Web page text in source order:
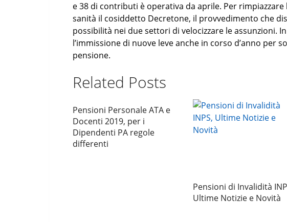
e 38 di contributi è operativa da aprile. Per
sanità il cosiddetto Decretone, il provvedimento che
possibilità nei due settori di velocizzare le assunzioni.
l’immissione di nuove leve anche in corso d’anno per
pensione.
Related Posts
Pensioni Personale ATA e
Docenti 2019, per i
Dipendenti PA regole
differenti
Pensioni di Invalidità
Ultime Notizie e Novità